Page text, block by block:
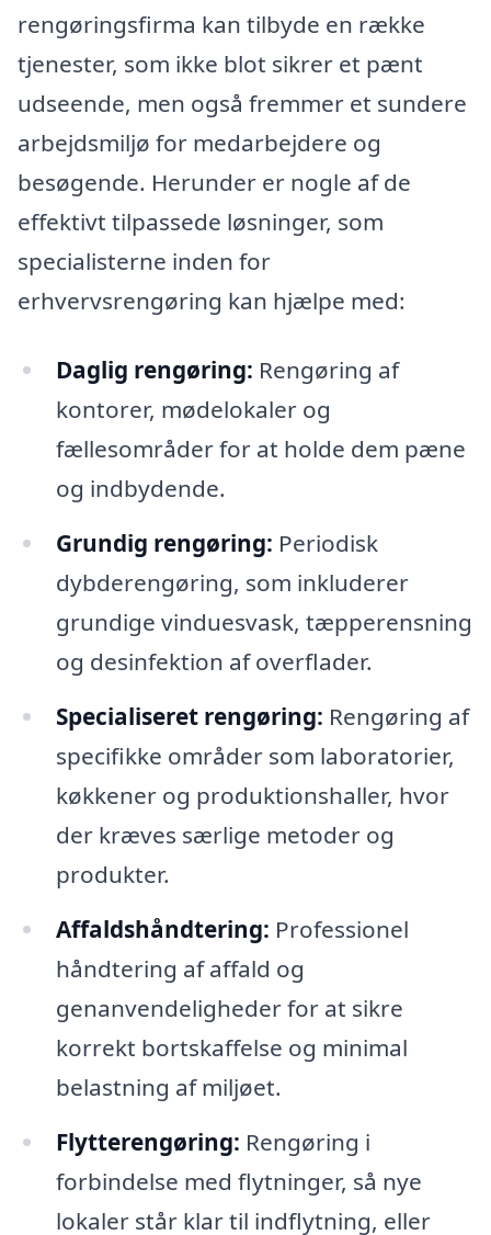
rengøringsfirma kan tilbyde en række
tjenester, som ikke blot sikrer et pænt
udseende, men også fremmer et sundere
arbejdsmiljø for medarbejdere og
besøgende. Herunder er nogle af de
effektivt tilpassede løsninger, som
specialisterne inden for
erhvervsrengøring kan hjælpe med:
Daglig rengøring: Rengøring af
kontorer, mødelokaler og
fællesområder for at holde dem pæne
og indbydende.
Grundig rengøring: Periodisk
dybderengøring, som inkluderer
grundige vinduesvask, tæpperensning
og desinfektion af overflader.
Specialiseret rengøring: Rengøring af
specifikke områder som laboratorier,
køkkener og produktionshaller, hvor
der kræves særlige metoder og
produkter.
Affaldshåndtering: Professionel
håndtering af affald og
genanvendeligheder for at sikre
korrekt bortskaffelse og minimal
belastning af miljøet.
Flytterengøring: Rengøring i
forbindelse med flytninger, så nye
lokaler står klar til indflytning, eller